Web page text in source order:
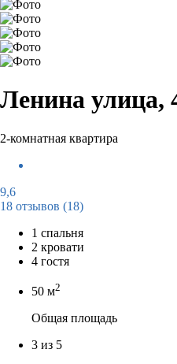
Ленина улица,
2-комнатная квартира
9,6
18 отзывов (18)
1 спальня
2 кровати
4 гостя
50 м2
Общая площадь
3 из 5